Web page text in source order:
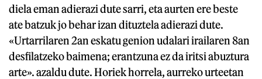
diela eman adierazi dute sarri, eta aurten ere beste
ate batzuk jo behar izan dituztela adierazi dute.
«Urtarrilaren 2an eskatu genion udalari irailaren 8an
desfilatzeko baimena; erantzuna ez da iritsi abuztura
arte». azaldu dute. Horiek horrela, aurreko urteetan